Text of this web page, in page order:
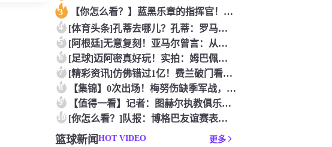
3 【你怎么看？】蓝黑乐章的指挥官！优雅的波兰中场节拍器！
4 [体育头条]孔蒂去哪儿？孔蒂：罗马诺你小子给我管住嘴哈！
5 [阿根廷]无意复刻！亚马尔曾言：从没想过成为梅西，也不会穿他
6 [足球]迈阿密真好玩！实拍：姆巴佩和女友被路人拍到在夜店狂欢
7 [精彩资讯]仿佛错过1亿！费兰破门看台的西班牙传奇欢呼，拉莫
8 【集锦】0次出场！梅努伤缺季军战，整届1分钟没踢无缘世界杯首
9 【值得一看】记者：图赫尔执教俱乐部是淘汰赛专家，但在真正压力
10 [你怎么看？]队报：博格巴友谊赛表现不错 戈洛文可能加盟沙特
篮球新闻 HOT VIDEO 更多